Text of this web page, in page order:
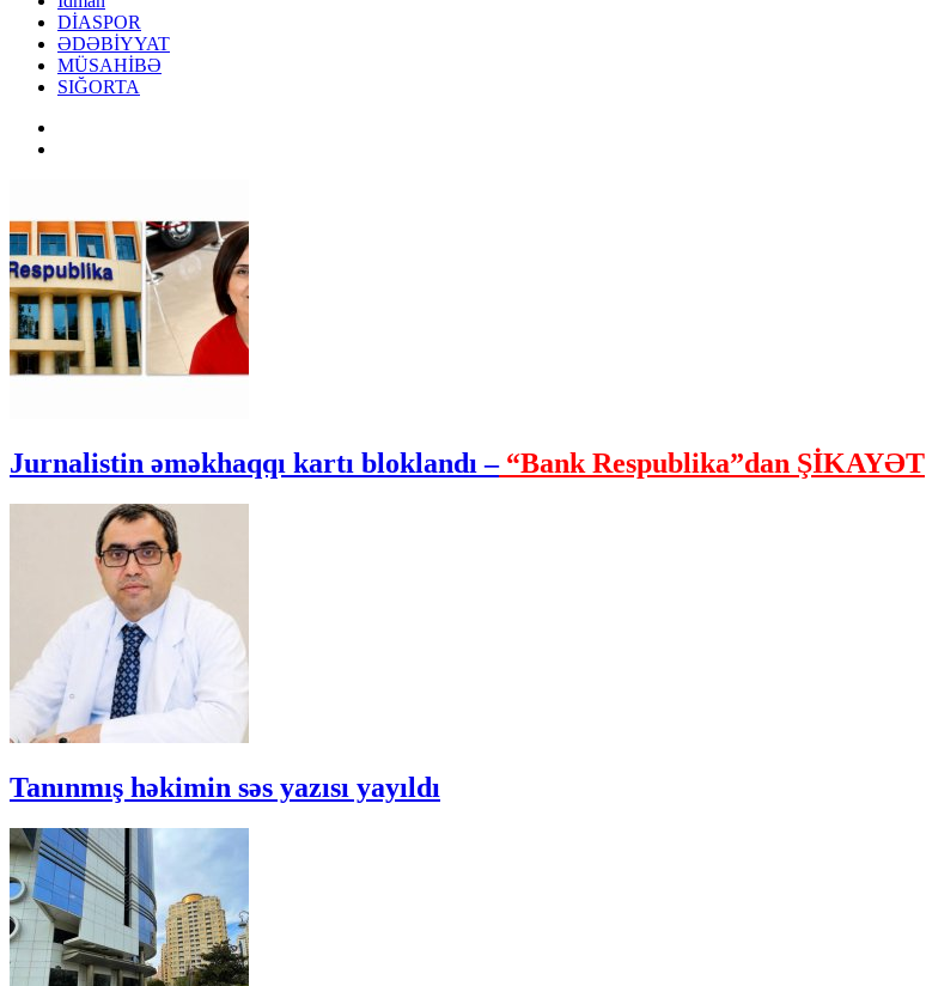
DİASPOR
ƏDƏBİYYAT
MÜSAHİBƏ
SIĞORTA
Jurnalistin əməkhaqqı kartı bloklandı –“Bank Respublika”dan ŞİKAYƏT
Tanınmış həkimin səs yazısı yayıldı